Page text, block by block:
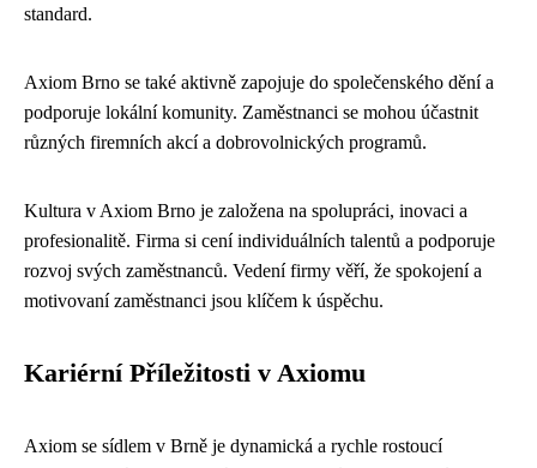
standard.
Axiom Brno se také aktivně zapojuje do společenského dění a
podporuje lokální komunity. Zaměstnanci se mohou účastnit
různých firemních akcí a dobrovolnických programů.
Kultura v Axiom Brno je založena na spolupráci, inovaci a
profesionalitě. Firma si cení individuálních talentů a podporuje
rozvoj svých zaměstnanců. Vedení firmy věří, že spokojení a
motivovaní zaměstnanci jsou klíčem k úspěchu.
Kariérní Příležitosti v Axiomu
Axiom se sídlem v Brně je dynamická a rychle rostoucí